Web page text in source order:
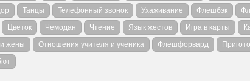
Танцы Телефонный звонок Ухаживание Флешбэк
Цветок Чемодан Чтение Язык жестов Игра в карты
жены
Отношения учителя и ученика Флешфорвард